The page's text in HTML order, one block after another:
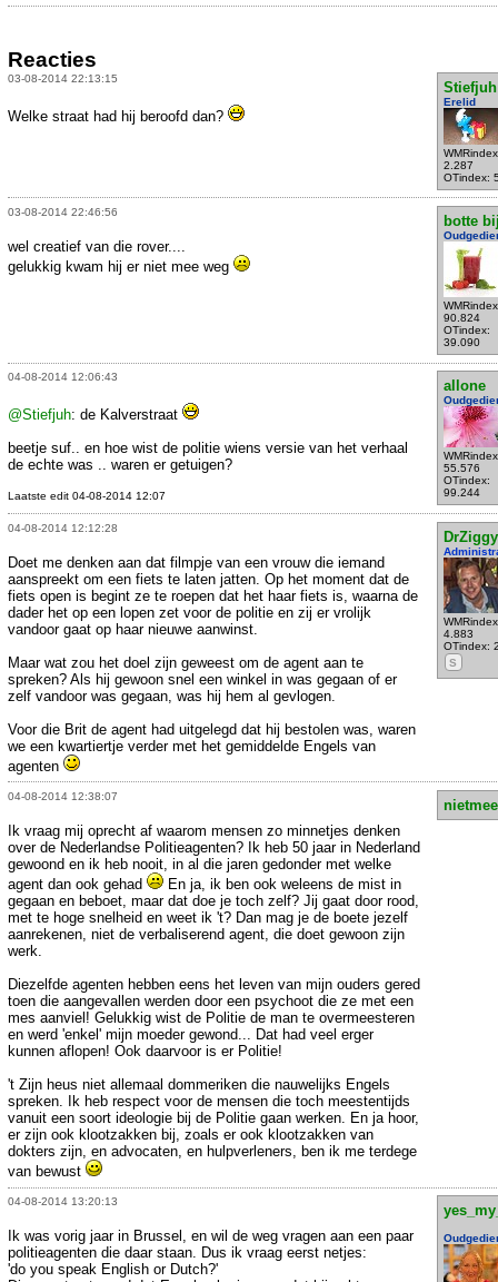
Reacties
03-08-2014 22:13:15
Stiefjuh
Erelid
2.287
OTindex:
Welke straat had hij beroofd dan?
03-08-2014 22:46:56
botte
90.824
OTindex:
39.090
wel creatief van die rover....
gelukkig kwam hij er niet mee weg
04-08-2014 12:06:43
allone
55.576
OTindex:
99.244
@Stiefjuh: de Kalverstraat
beetje suf.. en hoe wist de politie wiens versie van het verhaal
de echte was .. waren er getuigen?
Laatste edit 04-08-2014 12:07
04-08-2014 12:12:28
DrZiggy
4.883
OTindex:
S
Doet me denken aan dat filmpje van een vrouw die iemand
aanspreekt om een fiets te laten jatten. Op het moment dat de
fiets open is begint ze te roepen dat het haar fiets is, waarna de
dader het op een lopen zet voor de politie en zij er vrolijk
vandoor gaat op haar nieuwe aanwinst.
Maar wat zou het doel zijn geweest om de agent aan te
spreken? Als hij gewoon snel een winkel in was gegaan of er
zelf vandoor was gegaan, was hij hem al gevlogen.
Voor die Brit de agent had uitgelegd dat hij bestolen was, waren
we een kwartiertje verder met het gemiddelde Engels van
agenten
04-08-2014 12:38:07
Ik vraag mij oprecht af waarom mensen zo minnetjes denken
over de Nederlandse Politieagenten? Ik heb 50 jaar in Nederland
gewoond en ik heb nooit, in al die jaren gedonder met welke
agent dan ook gehad
En ja, ik ben ook weleens de mist in
gegaan en beboet, maar dat doe je toch zelf? Jij gaat door rood,
met te hoge snelheid en weet ik 't? Dan mag je de boete jezelf
aanrekenen, niet de verbaliserend agent, die doet gewoon zijn
werk.
Diezelfde agenten hebben eens het leven van mijn ouders gered
toen die aangevallen werden door een psychoot die ze met een
mes aanviel! Gelukkig wist de Politie de man te overmeesteren
en werd 'enkel' mijn moeder gewond... Dat had veel erger
kunnen aflopen! Ook daarvoor is er Politie!
't Zijn heus niet allemaal dommeriken die nauwelijks Engels
spreken. Ik heb respect voor de mensen die toch meestentijds
vanuit een soort ideologie bij de Politie gaan werken. En ja hoor,
er zijn ook klootzakken bij, zoals er ook klootzakken van
dokters zijn, en advocaten, en hulpverleners, ben ik me terdege
van bewust
04-08-2014 13:20:13
Ik was vorig jaar in Brussel, en wil de weg vragen aan een paar
politieagenten die daar staan. Dus ik vraag eerst netjes:
'do you speak English or Dutch?'